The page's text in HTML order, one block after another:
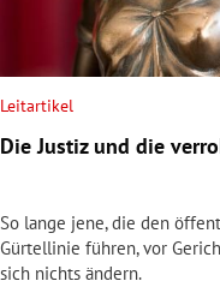
Leitartikel
Die Justiz und die
So lange jene, die den
Gürtellinie führen, vor
sich nichts ändern.